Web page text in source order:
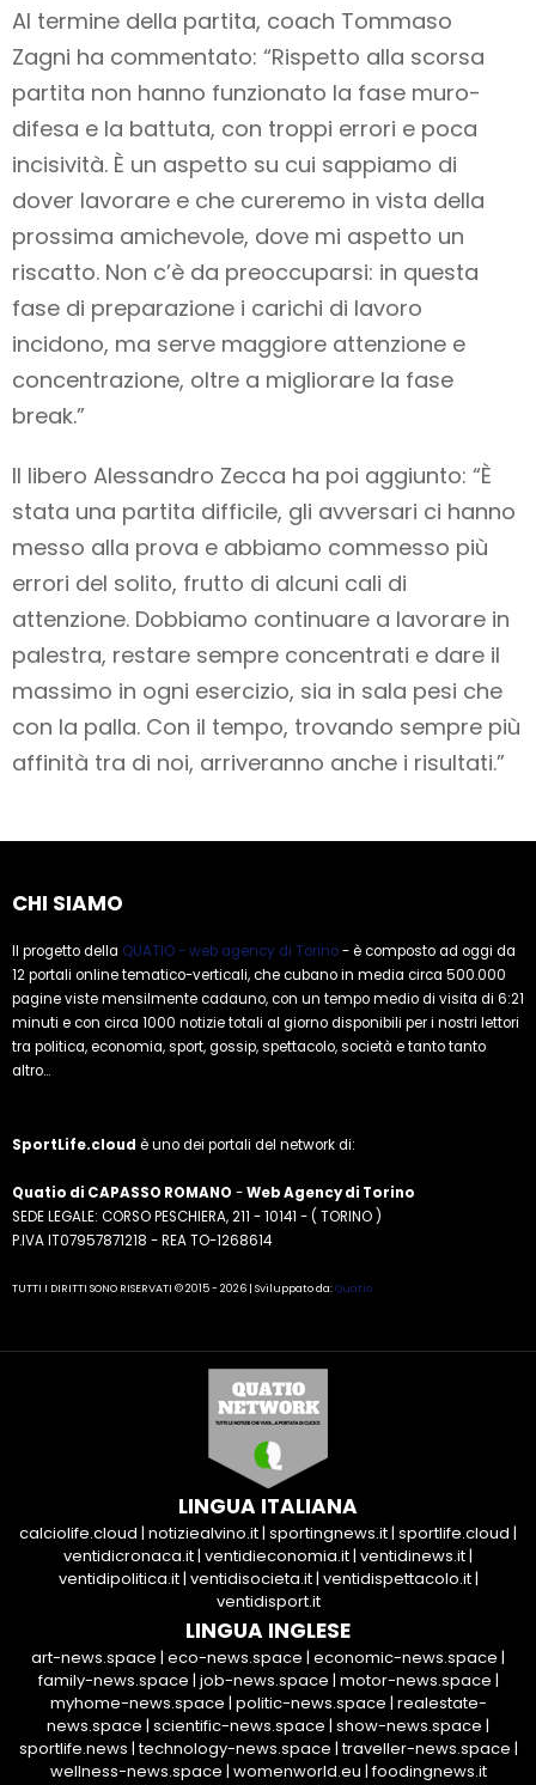
Al termine della partita, coach Tommaso
Zagni ha commentato: “Rispetto alla scorsa
partita non hanno funzionato la fase muro-
difesa e la battuta, con troppi errori e poca
incisività. È un aspetto su cui sappiamo di
dover lavorare e che cureremo in vista della
prossima amichevole, dove mi aspetto un
riscatto. Non c’è da preoccuparsi: in questa
fase di preparazione i carichi di lavoro
incidono, ma serve maggiore attenzione e
concentrazione, oltre a migliorare la fase
break.”
Il libero Alessandro Zecca ha poi aggiunto: “È
stata una partita difficile, gli avversari ci hanno
messo alla prova e abbiamo commesso più
errori del solito, frutto di alcuni cali di
attenzione. Dobbiamo continuare a lavorare in
palestra, restare sempre concentrati e dare il
massimo in ogni esercizio, sia in sala pesi che
con la palla. Con il tempo, trovando sempre più
affinità tra di noi, arriveranno anche i risultati.”
CHI SIAMO
Il progetto della QUATIO - web agency di Torino- è composto ad oggi da
12 portali online tematico-verticali, che cubano in media circa 500.000
pagine viste mensilmente cadauno, con un tempo medio di visita di 6:21
minuti e con circa 1000 notizie totali al giorno disponibili per i nostri lettori
tra politica, economia, sport, gossip, spettacolo, società e tanto tanto
altro...
SportLife.cloud è uno dei portali del network di:
Quatio di CAPASSO ROMANO -Web Agency di Torino
SEDE LEGALE: CORSO PESCHIERA, 211 - 10141 - ( TORINO )
P.IVA IT07957871218 - REA TO-1268614
TUTTI I DIRITTI SONO RISERVATI © 2015 - 2026 | Sviluppato da:Quatio
LINGUA ITALIANA
calciolife.cloud | notiziealvino.it| sportingnews.it| sportlife.cloud |
ventidicronaca.it| ventidieconomia.it| ventidinews.it|
ventidipolitica.it| ventidisocieta.it| ventidispettacolo.it|
ventidisport.it
LINGUA INGLESE
art-news.space | eco-news.space | economic-news.space |
family-news.space | job-news.space | motor-news.space |
myhome-news.space | politic-news.space | realestate-
news.space | scientific-news.space | show-news.space |
sportlife.news |technology-news.space |traveller-news.space |
wellness-news.space | womenworld.eu |foodingnews.it